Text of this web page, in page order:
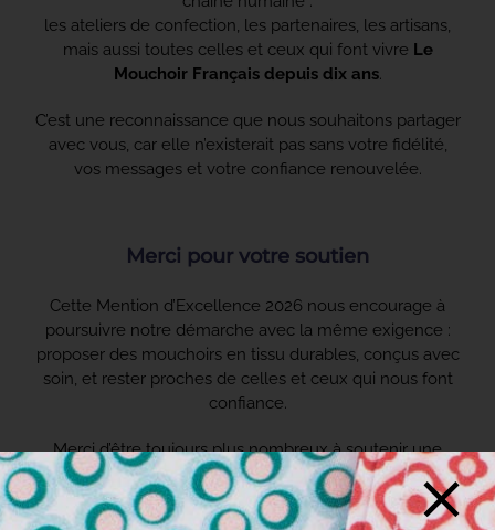
les ateliers de confection, les partenaires, les artisans,
mais aussi toutes celles et ceux qui font vivre Le
Mouchoir Français depuis dix ans.
C’est une reconnaissance que nous souhaitons partager
avec vous, car elle n’existerait pas sans votre fidélité,
vos messages et votre confiance renouvelée.
Merci pour votre soutien
Cette Mention d’Excellence 2026 nous encourage à
poursuivre notre démarche avec la même exigence :
proposer des mouchoirs en tissu durables, conçus avec
soin, et rester proches de celles et ceux qui nous font
confiance.
Merci d’être toujours plus nombreux à soutenir une
aventure textile engagée et humaine.